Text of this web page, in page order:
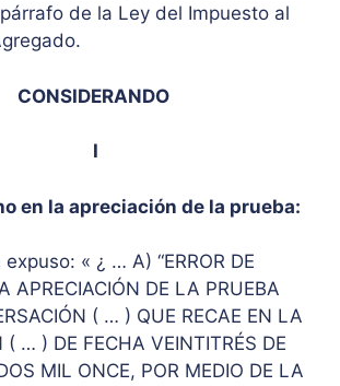
de la Ley del Impuesto al
CONSIDERANDO
I
en la apreciación de la prueba:
« ¿ … A) “ERROR DE
APRECIACIÓN DE LA PRUEBA
( … ) QUE RECAE EN LA
( … ) DE FECHA VEINTITRÉS DE
MIL ONCE, POR MEDIO DE LA